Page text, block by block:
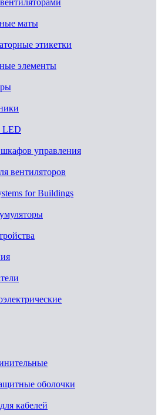
маты
этикетки
элементы
LED
управления
вентиляторов
for Buildings
оболочки
кабелей